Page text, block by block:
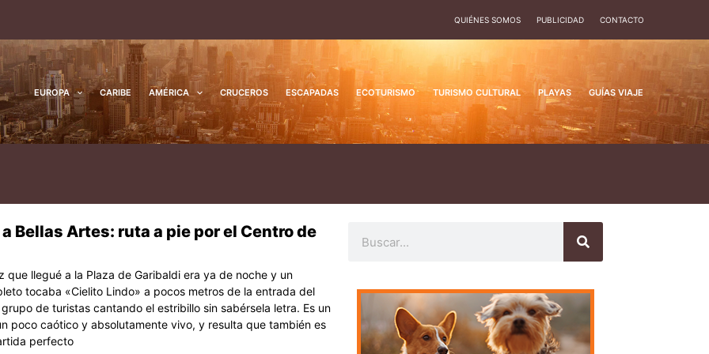
QUIÉNES SOMOS PUBLICIDAD CONTACTO
EUROPA CARIBE AMÉRICA CRUCEROS ESCAPADAS ECOTURISMO TURISMO CULTURAL PLAYAS GUÍAS VIAJE
Bellas Artes: ruta a pie por el Centro de
que llegué a la Plaza de Garibaldi era ya de noche y un
tocaba «Cielito Lindo» a pocos metros de la entrada del
de turistas cantando el estribillo sin sabérsela letra. Es un
poco caótico y absolutamente vivo, y resulta que también es
perfecto
PáginaPágina